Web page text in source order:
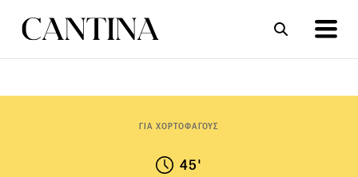
ΓΙΑ ΧΟΡΤΟΦΑΓΟΥΣ
45'